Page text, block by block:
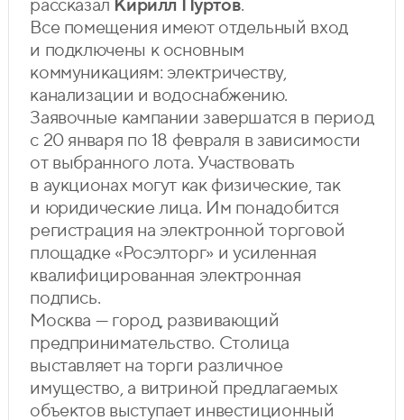
рассказал Кирилл Пуртов.
Все помещения имеют отдельный вход
и подключены к основным
коммуникациям: электричеству,
канализации и водоснабжению.
Заявочные кампании завершатся в период
с 20 января по 18 февраля в зависимости
от выбранного лота. Участвовать
в аукционах могут как физические, так
и юридические лица. Им понадобится
регистрация на электронной торговой
площадке «Росэлторг» и усиленная
квалифицированная электронная
подпись.
Москва — город, развивающий
предпринимательство. Столица
выставляет на торги различное
имущество, а витриной предлагаемых
объектов выступает инвестиционный